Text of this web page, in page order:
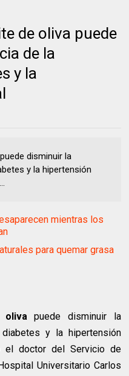
de oliva puede
de la
y la
disminuir la
y la hipertensión
mientras los
para quemar grasa
olivapuede disminuir la
y la hipertensión
el doctor del Servicio de
Universitario Carlos